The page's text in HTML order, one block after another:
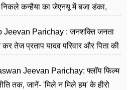
निकले कन्हैया का जेएनयू में बजा डंका,
Jeevan Parichay : जनशक्ति जनता
तेज प्रताप यादव परिवार और पिता की
Jeevan Parichay: फ्लॉप फिल्म
तक, जानें- 'मिले न मिले हम' के हीरो